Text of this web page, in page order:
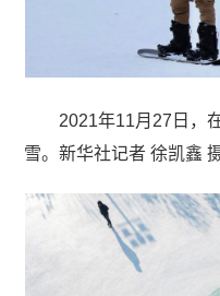
2021年11月27日，
雪。新华社记者 徐凯鑫